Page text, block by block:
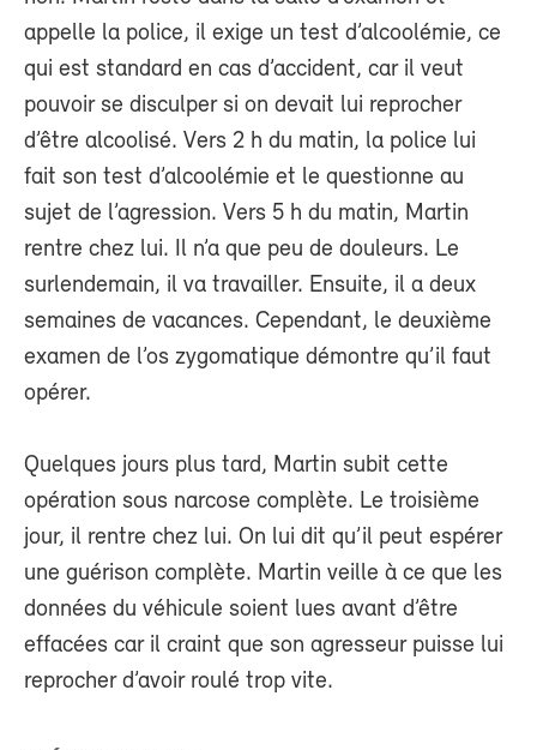
appelle la police, il exige un test d’alcoolémie, ce
qui est standard en cas d’accident, car il veut
pouvoir se disculper si on devait lui reprocher
d’être alcoolisé. Vers 2 h du matin, la police lui
fait son test d’alcoolémie et le questionne au
sujet de l’agression. Vers 5 h du matin, Martin
rentre chez lui. Il n’a que peu de douleurs. Le
surlendemain, il va travailler. Ensuite, il a deux
semaines de vacances. Cependant, le deuxième
examen de l’os zygomatique démontre qu’il faut
opérer.
Quelques jours plus tard, Martin subit cette
opération sous narcose complète. Le troisième
jour, il rentre chez lui. On lui dit qu’il peut espérer
une guérison complète. Martin veille à ce que les
données du véhicule soient lues avant d’être
effacées car il craint que son agresseur puisse lui
reprocher d’avoir roulé trop vite.